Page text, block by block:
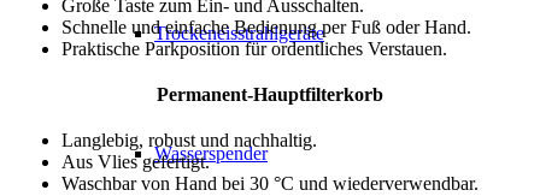
Trockeneisstrahlgeräte
Wasserspender
Große Taste zum Ein- und Ausschalten.
Schnelle und einfache Bedienung per Fuß oder Hand.
Praktische Parkposition für ordentliches Verstauen.
Permanent-Hauptfilterkorb
Langlebig, robust und nachhaltig.
Aus Vlies gefertigt.
Waschbar von Hand bei 30 °C und wiederverwendbar.